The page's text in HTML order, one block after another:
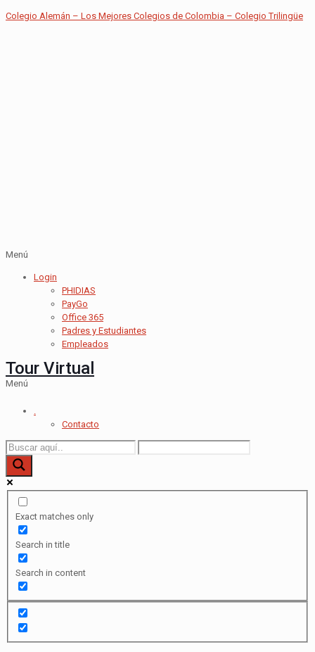
Colegio Alemán – Los Mejores Colegios de Colombia – Colegio Trilingüe
Menú
Login
PHIDIAS
PayGo
Office 365
Padres y Estudiantes
Empleados
Tour Virtual
Menú
.
Contacto
Exact matches only
Search in title
Search in content